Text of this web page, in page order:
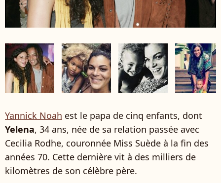
Yannick Noah est le papa de cinq enfants, dont
Yelena, 34 ans, née de sa relation passée avec
Cecilia Rodhe, couronnée Miss Suède à la fin des
années 70. Cette dernière vit à des milliers de
kilomètres de son célèbre père.